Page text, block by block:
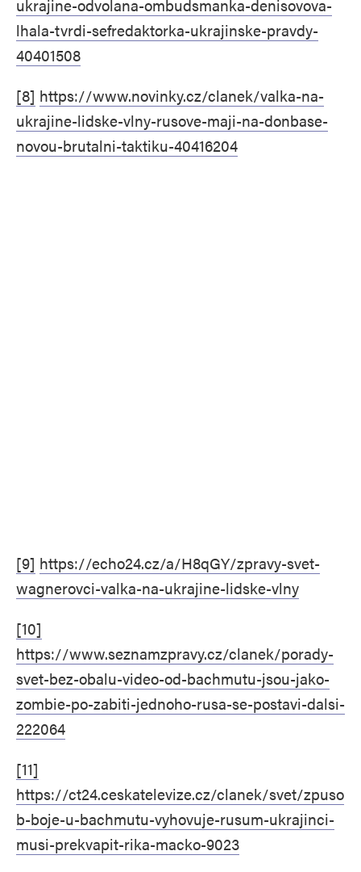
ukrajine-odvolana-ombudsmanka-denisovova-
lhala-tvrdi-sefredaktorka-ukrajinske-pravdy-
40401508
[8] https://www.novinky.cz/clanek/valka-na-
ukrajine-lidske-vlny-rusove-maji-na-donbase-
novou-brutalni-taktiku-40416204
[9] https://echo24.cz/a/H8qGY/zpravy-svet-
wagnerovci-valka-na-ukrajine-lidske-vlny
[10]
https://www.seznamzpravy.cz/clanek/porady-
svet-bez-obalu-video-od-bachmutu-jsou-jako-
zombie-po-zabiti-jednoho-rusa-se-postavi-dalsi-
222064
[11]
https://ct24.ceskatelevize.cz/clanek/svet/zpuso
b-boje-u-bachmutu-vyhovuje-rusum-ukrajinci-
musi-prekvapit-rika-macko-9023